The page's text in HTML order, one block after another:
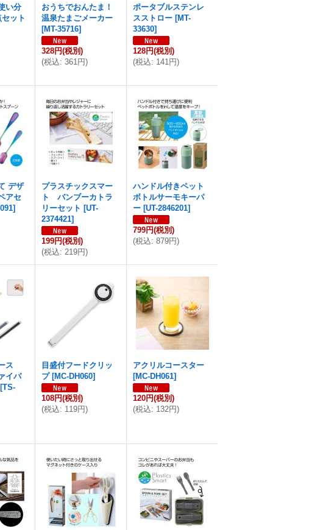
い分
ット
おうちでおんたま！
温泉たまごメーカー
[MT-35716]
328円(税別)
(税込: 361円)
ポータブルステンレ
スストロー [MT-
33630]
128円(税別)
(税込: 141円)
デザ
アセ
]
プラスチックスマー
ト バンブーカトラ
リーセット [UT-
2374421]
199円(税別)
(税込: 219円)
ハンドル付きペット
ボトルサーモキーパ
ー [UT-2846201]
799円(税別)
(税込: 879円)
ス
イバ
[TS-
目盛付フードクリッ
プ [MC-DH060]
108円(税別)
(税込: 119円)
アクリルコースター
[MC-DH061]
120円(税別)
(税込: 132円)